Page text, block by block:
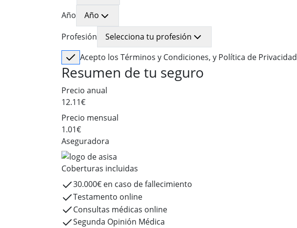
Año
Año
Profesión
Selecciona tu profesión
Acepto los Términos y Condiciones, y Política de Privacidad
Resumen de tu seguro
Precio anual
12.11€
Precio mensual
1.01€
Aseguradora
Coberturas incluidas
30.000€ en caso de fallecimiento
Testamento online
Consultas médicas online
Segunda Opinión Médica